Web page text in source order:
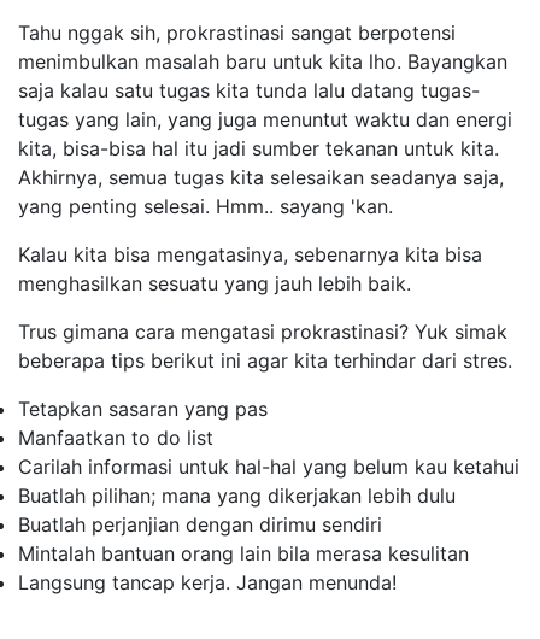
Tahu nggak sih, prokrastinasi sangat berpotensi
menimbulkan masalah baru untuk kita lho. Bayangkan
saja kalau satu tugas kita tunda lalu datang tugas-
tugas yang lain, yang juga menuntut waktu dan energi
kita, bisa-bisa hal itu jadi sumber tekanan untuk kita.
Akhirnya, semua tugas kita selesaikan seadanya saja,
yang penting selesai. Hmm.. sayang 'kan.
Kalau kita bisa mengatasinya, sebenarnya kita bisa
menghasilkan sesuatu yang jauh lebih baik.
Trus gimana cara mengatasi prokrastinasi? Yuk simak
beberapa tips berikut ini agar kita terhindar dari stres.
Tetapkan sasaran yang pas
Manfaatkan to do list
Carilah informasi untuk hal-hal yang belum kau ketahui
Buatlah pilihan; mana yang dikerjakan lebih dulu
Buatlah perjanjian dengan dirimu sendiri
Mintalah bantuan orang lain bila merasa kesulitan
Langsung tancap kerja. Jangan menunda!